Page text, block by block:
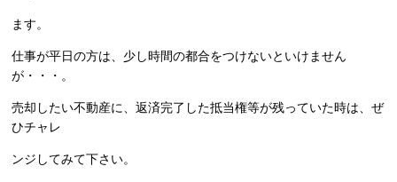
ます。
仕事が平日の方は、少し時間の都合をつけないといけません
が・・・。
売却したい不動産に、返済完了した抵当権等が残っていた時は、ぜ
ひチャレ
ンジしてみて下さい。